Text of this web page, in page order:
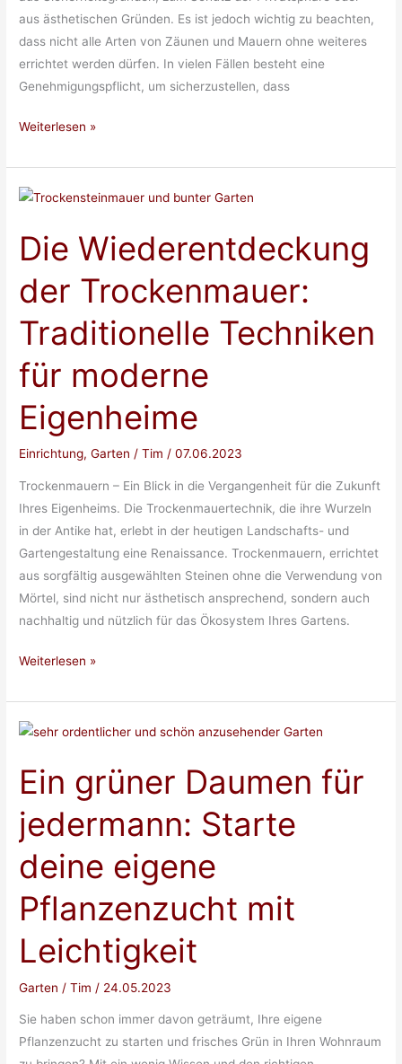
aus ästhetischen Gründen. Es ist jedoch wichtig zu beachten,
dass nicht alle Arten von Zäunen und Mauern ohne weiteres
errichtet werden dürfen. In vielen Fällen besteht eine
Genehmigungspflicht, um sicherzustellen, dass
Genehmigungspflicht
Zäunen
und
Was
Sie
wissen
sollten
Weiterlesen »
Die Wiederentdeckung
der Trockenmauer:
Traditionelle Techniken
für moderne
Eigenheime
Einrichtung,Garten /Tim /07.06.2023
Trockenmauern – Ein Blick in die Vergangenheit für die Zukunft
Ihres Eigenheims. Die Trockenmauertechnik, die ihre Wurzeln
in der Antike hat, erlebt in der heutigen Landschafts- und
Gartengestaltung eine Renaissance. Trockenmauern, errichtet
aus sorgfältig ausgewählten Steinen ohne die Verwendung von
Mörtel, sind nicht nur ästhetisch ansprechend, sondern auch
nachhaltig und nützlich für das Ökosystem Ihres Gartens.
Die
der
Trockenmauer:
Techniken
für
moderne
Eigenheime
Weiterlesen »
Ein grüner Daumen für
jedermann: Starte
deine eigene
Pflanzenzucht mit
Leichtigkeit
Garten /Tim / 24.05.2023
Sie haben schon immer davon geträumt, Ihre eigene
Pflanzenzucht zu starten und frisches Grün in Ihren Wohnraum